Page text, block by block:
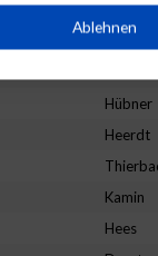
Nym
Hübner
Heerdt
Kamin
Hees
auf einem
Werbung
Ablehnen